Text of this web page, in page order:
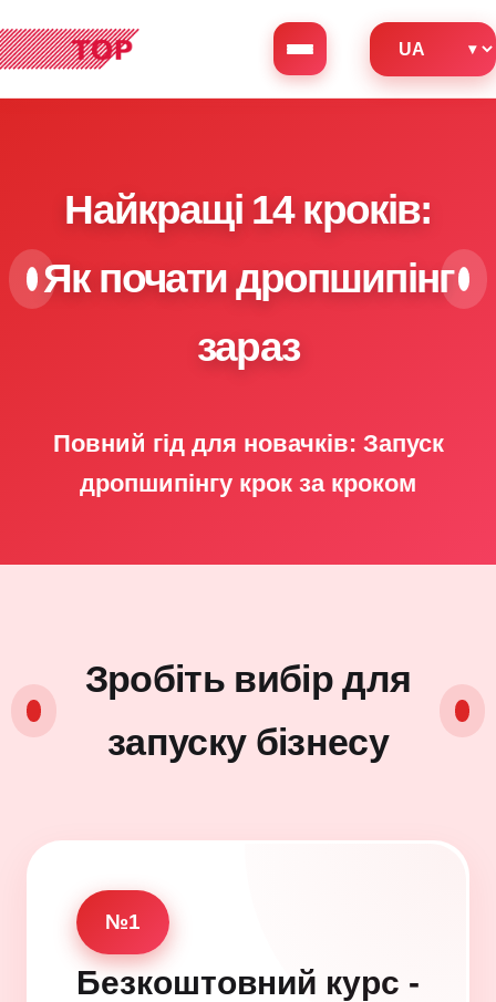
Найкращі 14 кроків:
Як почати дропшипінг
зараз
Повний гід для новачків: Запуск
дропшипінгу крок за кроком
Зробіть вибір для
запуску бізнесу
№1
Безкоштовний курс -